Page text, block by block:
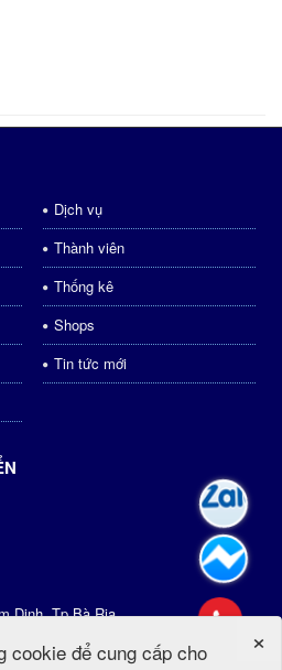
Dịch vụ
Thành viên
Thống kê
Shops
Tin tức mới
Dinh, Tp.Bà Rịa
×
cookie để cung cấp cho